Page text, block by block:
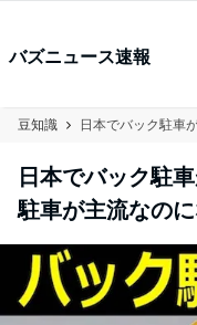
バズニュース速報
豆知識
日本でバック駐
駐車が主流なの